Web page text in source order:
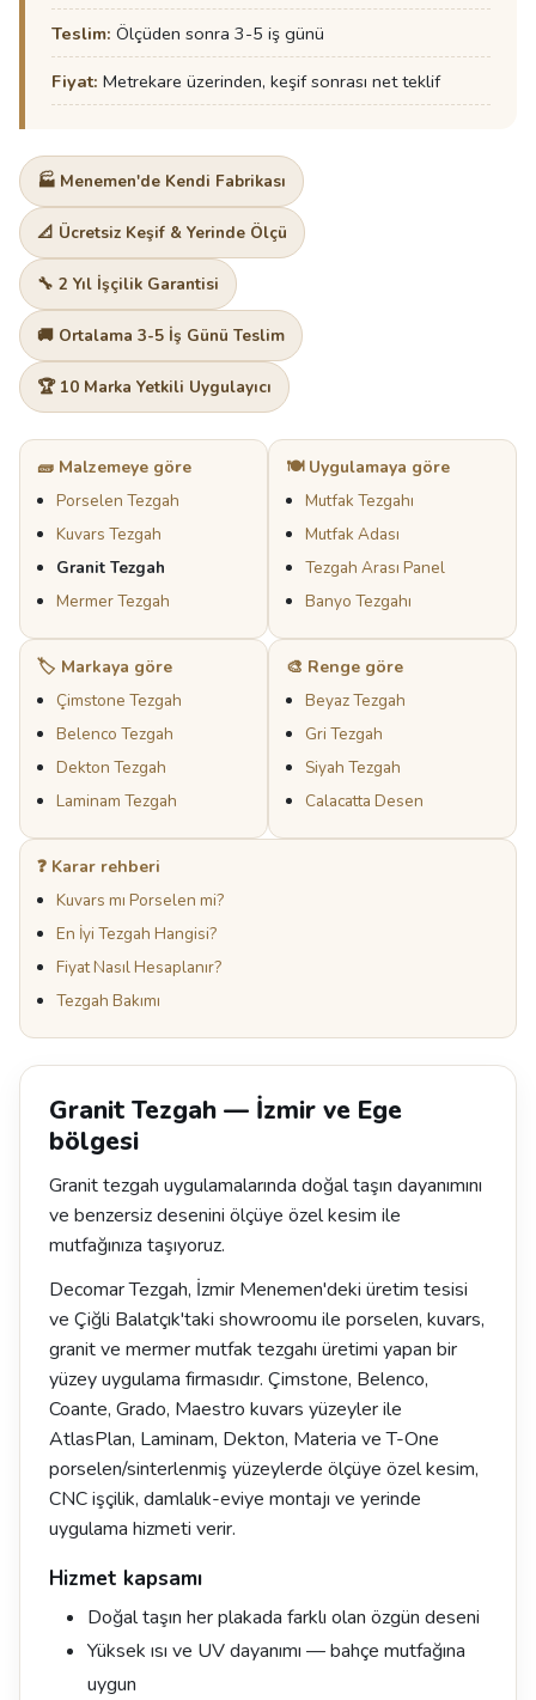
Teslim: Ölçüden sonra 3-5 iş günü
Fiyat: Metrekare üzerinden, keşif sonrası net teklif
🏭 Menemen'de Kendi Fabrikası
📐 Ücretsiz Keşif & Yerinde Ölçü
🔧 2 Yıl İşçilik Garantisi
🚚 Ortalama 3-5 İş Günü Teslim
🏆 10 Marka Yetkili Uygulayıcı
🧱 Malzemeye göre
Porselen Tezgah
Kuvars Tezgah
Granit Tezgah
Mermer Tezgah
🍽️ Uygulamaya göre
Mutfak Tezgahı
Mutfak Adası
Tezgah Arası Panel
Banyo Tezgahı
🏷️ Markaya göre
Çimstone Tezgah
Belenco Tezgah
Dekton Tezgah
Laminam Tezgah
🎨 Renge göre
Beyaz Tezgah
Gri Tezgah
Siyah Tezgah
Calacatta Desen
❓ Karar rehberi
Kuvars mı Porselen mi?
En İyi Tezgah Hangisi?
Fiyat Nasıl Hesaplanır?
Tezgah Bakımı
Granit Tezgah — İzmir ve Ege
bölgesi
Granit tezgah uygulamalarında doğal taşın dayanımını
ve benzersiz desenini ölçüye özel kesim ile
mutfağınıza taşıyoruz.
Decomar Tezgah, İzmir Menemen'deki üretim tesisi
ve Çiğli Balatçık'taki showroomu ile porselen, kuvars,
granit ve mermer mutfak tezgahı üretimi yapan bir
yüzey uygulama firmasıdır. Çimstone, Belenco,
Coante, Grado, Maestro kuvars yüzeyler ile
AtlasPlan, Laminam, Dekton, Materia ve T-One
porselen/sinterlenmiş yüzeylerde ölçüye özel kesim,
CNC işçilik, damlalık-eviye montajı ve yerinde
uygulama hizmeti verir.
Hizmet kapsamı
Doğal taşın her plakada farklı olan özgün deseni
Yüksek ısı ve UV dayanımı — bahçe mutfağına
uygun